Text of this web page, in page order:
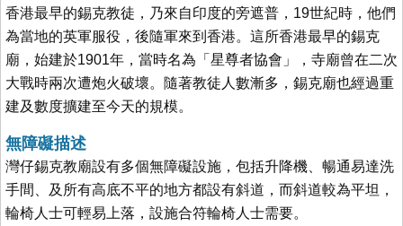
香港最早的錫克教徒，乃來自印度的旁遮普，19世紀時，他們
為當地的英軍服役，後隨軍來到香港。這所香港最早的錫克
廟，始建於1901年，當時名為「星尊者協會」，寺廟曾在二次
大戰時兩次遭炮火破壞。隨著教徒人數漸多，錫克廟也經過重
建及數度擴建至今天的規模。
無障礙描述
灣仔錫克教廟設有多個無障礙設施，包括升降機、暢通易達洗
手間、及所有高底不平的地方都設有斜道，而斜道較為平坦，
輪椅人士可輕易上落，設施合符輪椅人士需要。